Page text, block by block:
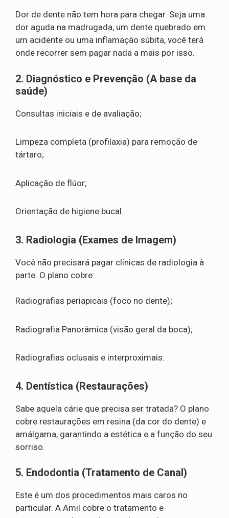
Dor de dente não tem hora para chegar. Seja uma
dor aguda na madrugada, um dente quebrado em
um acidente ou uma inflamação súbita, você terá
onde recorrer sem pagar nada a mais por isso.
2. Diagnóstico e Prevenção (A base da
saúde)
Consultas iniciais e de avaliação;
Limpeza completa (profilaxia) para remoção de
tártaro;
Aplicação de flúor;
Orientação de higiene bucal.
3. Radiologia (Exames de Imagem)
Você não precisará pagar clínicas de radiologia à
parte. O plano cobre:
Radiografias periapicais (foco no dente);
Radiografia Panorâmica (visão geral da boca);
Radiografias oclusais e interproximais.
4. Dentística (Restaurações)
Sabe aquela cárie que precisa ser tratada? O plano
cobre restaurações em resina (da cor do dente) e
amálgama, garantindo a estética e a função do seu
sorriso.
5. Endodontia (Tratamento de Canal)
Este é um dos procedimentos mais caros no
particular. A Amil cobre o tratamento e